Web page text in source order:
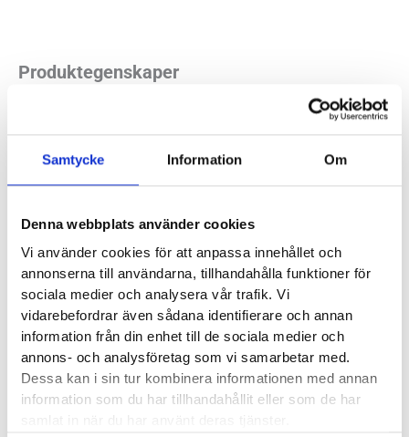
Samtycke Information Om
Denna webbplats använder cookies
Vi använder cookies för att anpassa innehållet och
annonserna till användarna, tillhandahålla funktioner för
sociala medier och analysera vår trafik. Vi
vidarebefordrar även sådana identifierare och annan
information från din enhet till de sociala medier och
annons- och analysföretag som vi samarbetar med.
Dessa kan i sin tur kombinera informationen med annan
information som du har tillhandahållit eller som de har
Produktegenskaper
Perfekt för dig med ömma fötter eller smärtor i ryggen. Hoka
skyddande isättning av foten och en klar hjälp vid
avvecklingen av steget. Framfotsproblem, smärtor i hälarna
och värkande knän är bara några av de problem där Bondi
brukar ge bra avlastning.
Läst:Normal
Fotvalv:
Normala, låga, höga
Vikt:306 g